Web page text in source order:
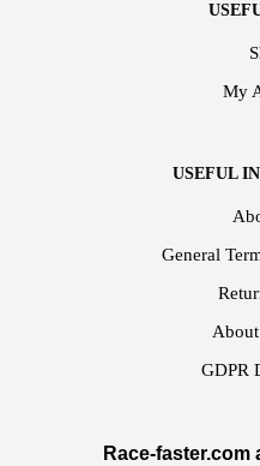
My
USEFUL
General
GDPR
Race-